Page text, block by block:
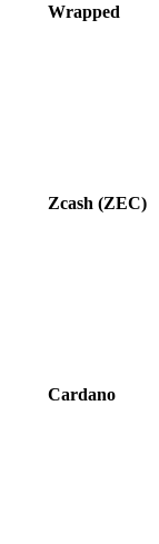
Wrapped
Zcash (ZEC)
Cardano